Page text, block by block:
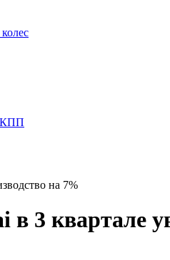
на 7%
в 3 квартале